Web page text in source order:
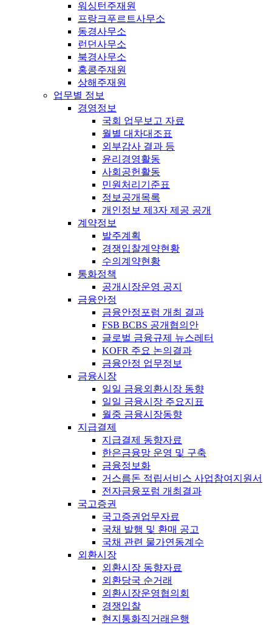
워싱턴주재원
프랑크푸르트사무소
동경사무소
런던사무소
북경사무소
홍콩주재원
상해주재원
업무별 정보
경영정보
국회 업무보고 자료
월별 대차대조표
외부감사 결과 등
윤리경영활동
사회공헌활동
민원처리기준표
정보공개목록
개인정보 제3자 제공 공개
계약정보
발주계획
경쟁입찰계약현황
수의계약현황
통화정책
공개시장운영 공지
금융안정
금융안정포럼 개최 결과
FSB BCBS 공개협의안
글로벌 금융규제 뉴스레터
KOFR 주요 논의결과
금융안정 업무정보
금융시장
일일 금융외환시장 동향
일일 금융시장 주요지표
월중 금융시장동향
지급결제
지급결제 동향자료
한은금융망 운영 및 구축
금융정보화
거스름돈 적립서비스 사업참여지원서
전자금융포럼 개최결과
국고증권
국고증권업무자료
국채 발행 및 환매 공고
국채 관련 물가연동계수
외환시장
외환시장 동향자료
외환당국 순거래
외환시장운영협의회
경쟁입찰
현지통화직거래은행